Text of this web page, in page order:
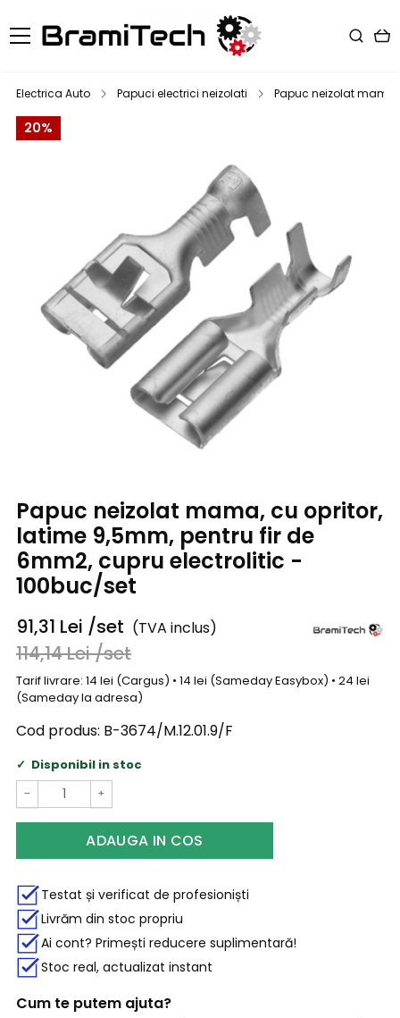
Electrica Auto Papuci electrici neizolati Papuc neizolat
20%
Papuc neizolat mama, cu opritor,
latime 9,5mm, pentru fir de
6mm2, cupru electrolitic -
100buc/set
91,31 Lei /set (TVA inclus)
114,14Lei/set
Tarif livrare: 14 lei (Cargus) • 14 lei (Sameday Easybox) • 24 lei
(Sameday la adresa)
Cod produs: B-3674/M.12.01.9/F
Disponibil in stoc
− +
ADAUGA IN COS
Testat și verificat de profesioniști
Livrăm din stoc propriu
Ai cont? Primești reducere suplimentară!
Stoc real, actualizat instant
Cum te putem ajuta?